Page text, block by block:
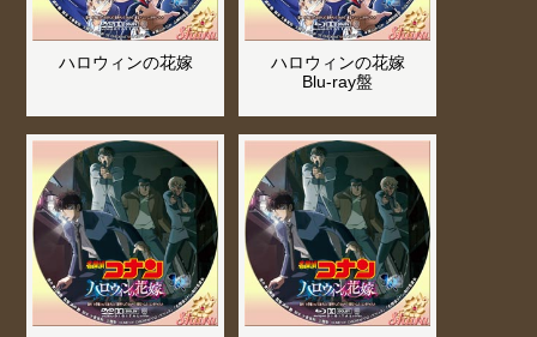
ハロウィンの花嫁
ハロウィンの花嫁
Blu-ray盤